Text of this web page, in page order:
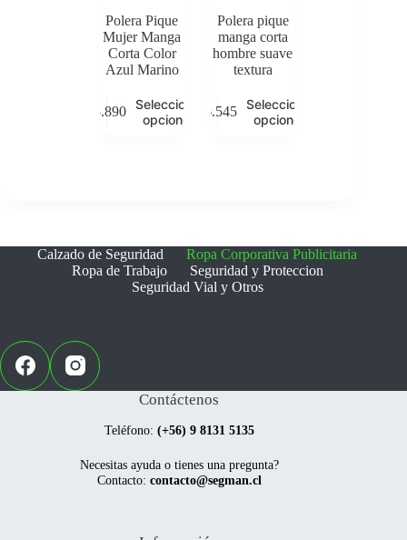
producto
producto
Polera Pique
Mujer Manga
Corta Color
Azul Marino
5.890 Seleccionar
opciones
producto
elegir
en
la
Polera pique
manga corta
hombre suave
textura
6.545 Seleccionar
opciones
producto
elegir
en
la
página
Calzado de Seguridad
Ropa Corporativa Publicitaria
Ropa de Trabajo
Seguridad y Proteccion
Seguridad Vial y Otros
Contáctenos
Teléfono: (+56) 9 8131 5135
Necesitas ayuda o tienes una pregunta?
Contacto: contacto@segman.cl